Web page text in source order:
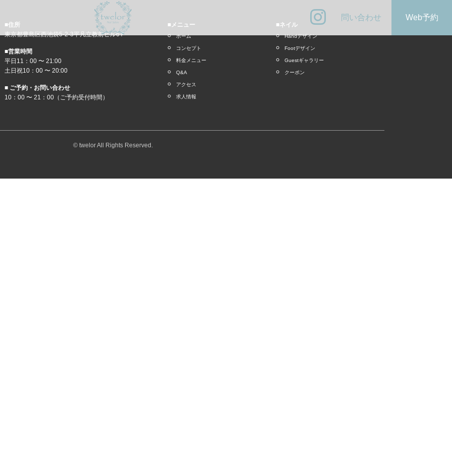
問い合わせ Web予約
■住所
東京都豊島区西池袋5-2-3平凡立教前ビル6Ｆ
■営業時間
平日11：00 〜 21:00
土日祝10：00 〜 20:00
■ ご予約・お問い合わせ
10：00 〜 21：00（ご予約受付時間）
■メニュー
ホーム
コンセプト
料金メニュー
Q&A
アクセス
求人情報
■ネイル
Handデザイン
Footデザイン
Guestギャラリー
クーポン
© twelor All Rights Reserved.